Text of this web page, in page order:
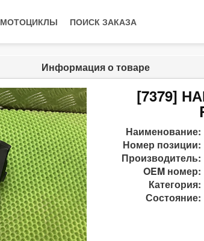
МОТОЦИКЛЫ ПОИСК ЗАКАЗА
Информация о товаре
[7379]
Наименование:
Номер позиции:
Производитель:
OEM номер:
Категория:
Состояние: